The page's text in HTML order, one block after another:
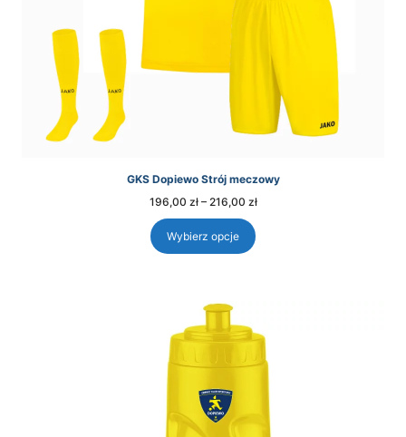
GKS Dopiewo Strój meczowy
196,00 zł – 216,00 złZakres
Wybierz opcje